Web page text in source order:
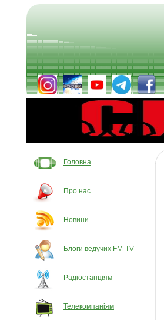
Головна
Про нас
Новини
Блоги ведучих FM-TV
Радіостанціям
Телекомпаніям